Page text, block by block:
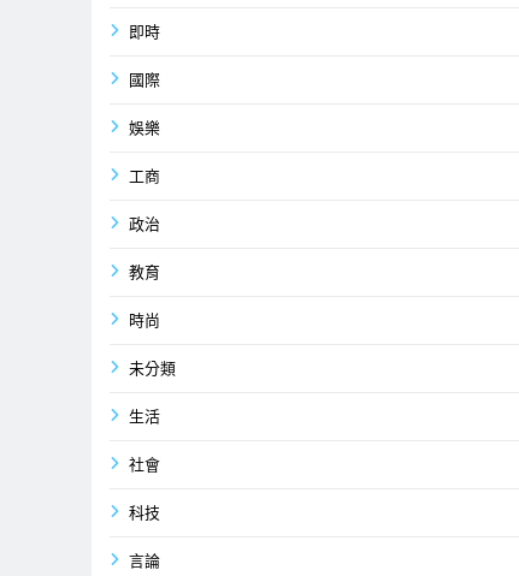
即時
國際
娛樂
工商
政治
教育
時尚
未分類
生活
社會
科技
言論